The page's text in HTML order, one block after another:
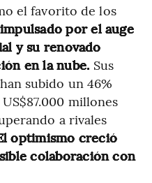
el favorito de los
impulsado por el auge
y su renovado
en la nube. Sus
subido un 46%
millones
a rivales
optimismo creció
colaboración con